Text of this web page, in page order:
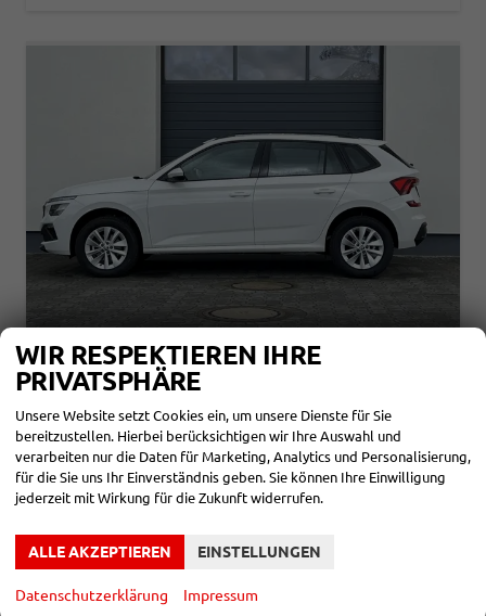
SKODA KAMIQ
SELECTION 1,0 TSI 70KW
unverbindliche Lieferzeit: 4 Monate
Leistung 70 kW (95 PS)
21.580,– € DETAILS
Verbrauch kombiniert:
5,40 l/100km
CO2-Klasse:D
WIR RESPEKTIEREN IHRE
PRIVATSPHÄRE
Unsere Website setzt Cookies ein, um unsere Dienste für Sie
bereitzustellen. Hierbei berücksichtigen wir Ihre Auswahl und
verarbeiten nur die Daten für Marketing, Analytics und Personalisierung,
für die Sie uns Ihr Einverständnis geben. Sie können Ihre Einwilligung
jederzeit mit Wirkung für die Zukunft widerrufen.
ALLE AKZEPTIEREN EINSTELLUNGEN
Datenschutzerklärung Impressum